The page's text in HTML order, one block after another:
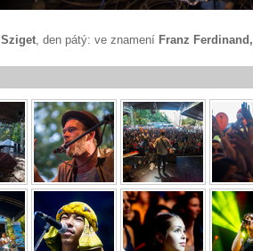
Sziget, den pátý: ve znamení Franz Ferdinand,